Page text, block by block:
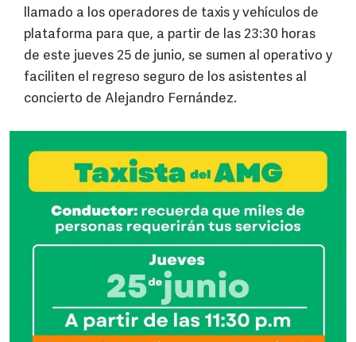
llamado a los operadores de taxis y vehículos de
plataforma para que, a partir de las 23:30 horas
de este jueves 25 de junio, se sumen al operativo y
faciliten el regreso seguro de los asistentes al
concierto de Alejandro Fernández.